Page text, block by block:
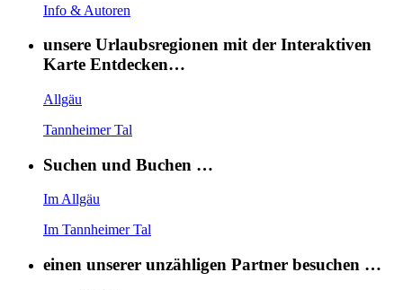
Info & Autoren
unsere Urlaubsregionen mit der Interaktiven
Karte Entdecken…
Allgäu
Tannheimer Tal
Suchen und Buchen …
Im Allgäu
Im Tannheimer Tal
einen unserer unzähligen Partner besuchen …